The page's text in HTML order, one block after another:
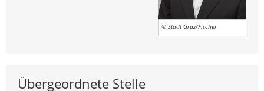
© Stadt Graz/Fischer
Übergeordnete Stelle